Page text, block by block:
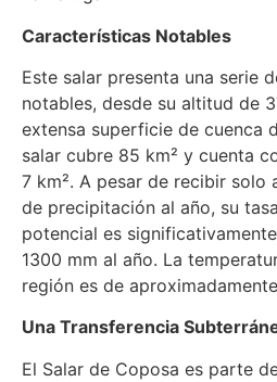
Características Notables
Este salar presenta una serie
notables, desde su altitud de
extensa superficie de cuenca
salar cubre 85 km² y cuenta
7 km². A pesar de recibir solo
de precipitación al año, su
potencial es
1300 mm al año. La
región es de
Una Transferencia
El Salar de Coposa es parte